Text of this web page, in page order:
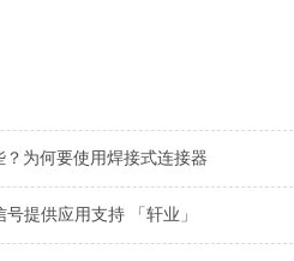
为何要使用焊接式连接器
提供应用支持 「轩业」